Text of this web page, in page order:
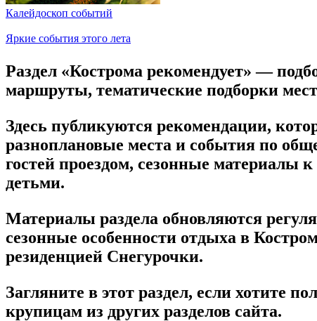
Калейдоскоп событий
Яркие события этого лета
Раздел «Кострома рекомендует» —
маршруты, тематические подборки
Здесь публикуются рекомендации,
разноплановые места и события по
гостей проездом, сезонные материалы
детьми.
Материалы раздела обновляются
сезонные особенности отдыха в
резиденцией Снегурочки.
Загляните в этот раздел, если хотите
крупицам из других разделов сайта.